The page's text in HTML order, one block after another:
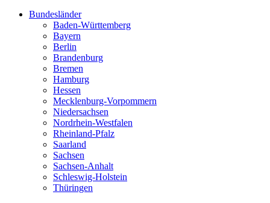
Bundesländer
Baden-Württemberg
Bayern
Berlin
Brandenburg
Bremen
Hamburg
Hessen
Mecklenburg-Vorpommern
Niedersachsen
Nordrhein-Westfalen
Rheinland-Pfalz
Saarland
Sachsen
Sachsen-Anhalt
Schleswig-Holstein
Thüringen